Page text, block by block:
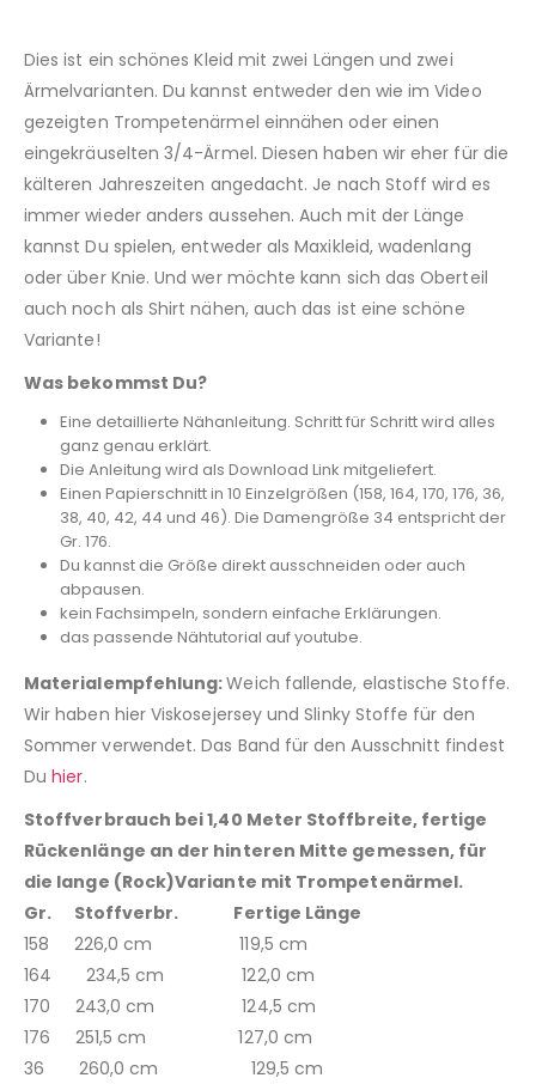
Dies ist ein schönes Kleid mit zwei Längen und zwei
Ärmelvarianten. Du kannst entweder den wie im Video
gezeigten Trompetenärmel einnähen oder einen
eingekräuselten 3/4-Ärmel. Diesen haben wir eher für die
kälteren Jahreszeiten angedacht. Je nach Stoff wird es
immer wieder anders aussehen. Auch mit der Länge
kannst Du spielen, entweder als Maxikleid, wadenlang
oder über Knie. Und wer möchte kann sich das Oberteil
auch noch als Shirt nähen, auch das ist eine schöne
Variante!
Was bekommst Du?
Eine detaillierte Nähanleitung. Schritt für Schritt wird alles
ganz genau erklärt.
Die Anleitung wird als Download Link mitgeliefert.
Einen Papierschnitt in 10 Einzelgrößen (158, 164, 170, 176, 36,
38, 40, 42, 44 und 46). Die Damengröße 34 entspricht der
Gr. 176.
Du kannst die Größe direkt ausschneiden oder auch
abpausen.
kein Fachsimpeln, sondern einfache Erklärungen.
das passende Nähtutorial auf youtube.
Materialempfehlung:Weich fallende, elastische Stoffe.
Wir haben hier Viskosejersey und Slinky Stoffe für den
Sommer verwendet. Das Band für den Ausschnitt findest
Duhier.
Stoffverbrauch bei 1,40 Meter Stoffbreite, fertige
Rückenlänge an der hinteren Mitte gemessen, für
die lange (Rock)Variante mit Trompetenärmel.
Gr. Stoffverbr. Fertige Länge
158 226,0 cm 119,5 cm
164 234,5 cm 122,0 cm
170 243,0 cm 124,5 cm
176 251,5 cm 127,0 cm
36 260,0 cm 129,5 cm